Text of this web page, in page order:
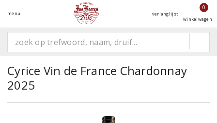
menu verlanglijst
0
winkelwagen
Cyrice Vin de France Chardonnay
2025